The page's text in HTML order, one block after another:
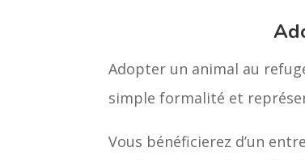
Adopter un animal au
simple formalité et
Vous bénéficierez d’un